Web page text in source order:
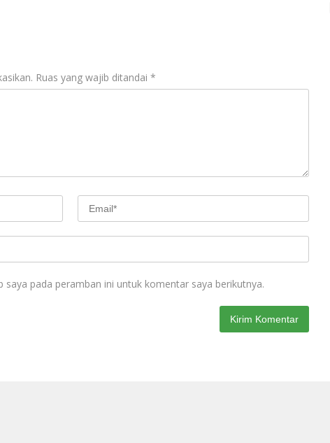
Ruas yang wajib ditandai *
saya pada peramban ini untuk komentar saya berikutnya.